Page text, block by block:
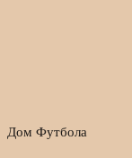
Дом Футбола